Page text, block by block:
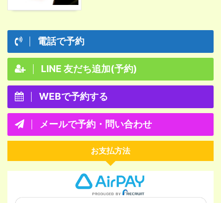
電話で予約
LINE 友だち追加(予約)
WEBで予約する
メールで予約・問い合わせ
お支払方法